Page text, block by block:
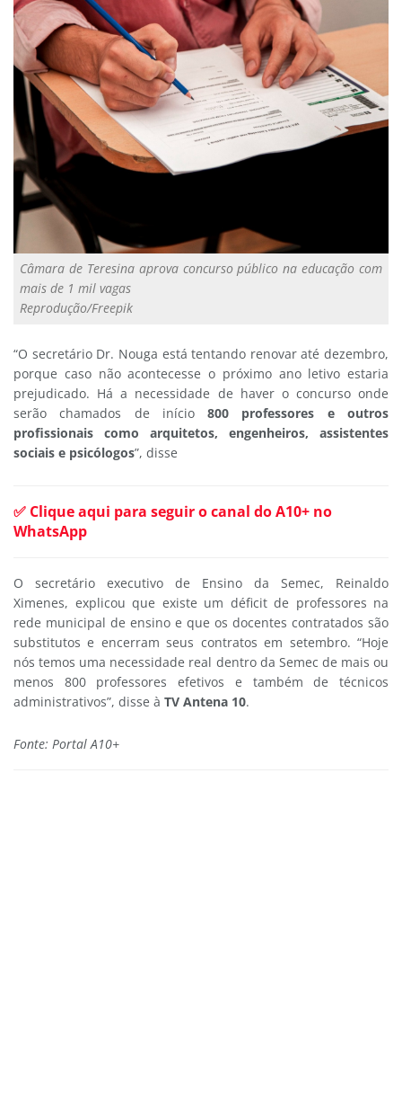
Câmara de Teresina aprova concurso público na educação com
mais de 1 mil vagas
Reprodução/Freepik
“O secretário Dr. Nouga está tentando renovar até dezembro,
porque caso não acontecesse o próximo ano letivo estaria
prejudicado. Há a necessidade de haver o concurso onde
serão chamados de início800 professores e outros
profissionais como arquitetos, engenheiros, assistentes
sociais e psicólogos”, disse
✅ Clique aqui para seguir o canal do A10+ no
WhatsApp
O secretário executivo de Ensino da Semec, Reinaldo
Ximenes, explicou que existe um déficit de professores na
rede municipal de ensino e que os docentes contratados são
substitutos e encerram seus contratos em setembro. “Hoje
nós temos uma necessidade real dentro da Semec de mais ou
menos 800 professores efetivos e também de técnicos
administrativos”, disse à TV Antena 10.
Fonte: Portal A10+